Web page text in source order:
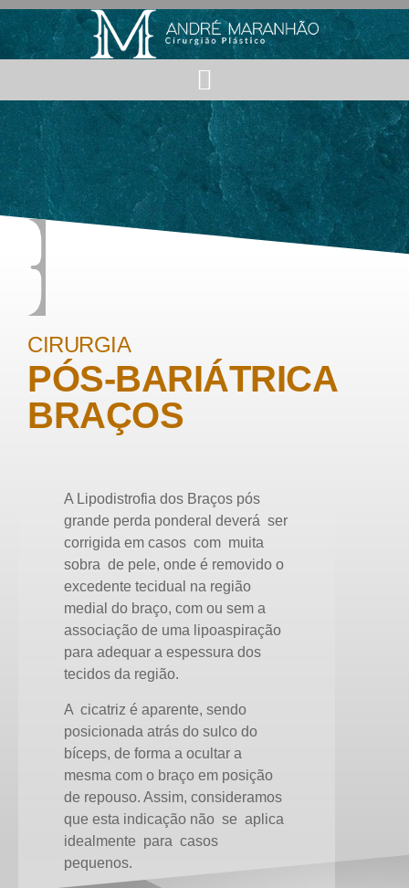
CIRURGIA
PÓS-BARIÁTRICA
BRAÇOS
A Lipodistrofia dos Braços pós
grande perda ponderal deverá ser
corrigida em casos com muita
sobra de pele, onde é removido o
excedente tecidual na região
medial do braço, com ou sem a
associação de uma lipoaspiração
para adequar a espessura dos
tecidos da região.
A cicatriz é aparente, sendo
posicionada atrás do sulco do
bíceps, de forma a ocultar a
mesma com o braço em posição
de repouso. Assim, consideramos
que esta indicação não se aplica
idealmente para casos
pequenos.